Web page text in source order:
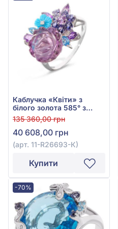
Каблучка «Квіти» з
білого золота 585° з
діамантом 0,01ct,
блакитним топазом
0,49ct, аметистом 5,44ct,
бірюзою 0,32ct та
іолітом 0,51ct, арт. 11-
135 360,00 грн
40 608,00 грн
(арт. 11-R26693-К)
Купити
-70%